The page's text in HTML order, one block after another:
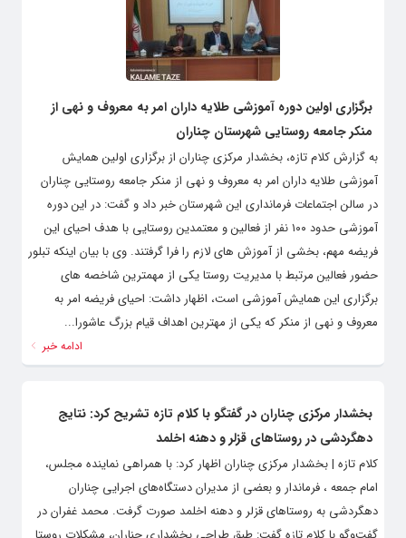
برگزاری اولین دوره آموزشی طلایه داران امر به معروف و نهی از
منکر جامعه روستایی شهرستان چناران
به گزارش کلام تازه، بخشدار مرکزی چناران از برگزاری اولین همایش
آموزشی طلایه داران امر به معروف و نهی از منکر جامعه روستایی چناران
در سالن اجتماعات فرمانداری این شهرستان خبر داد و گفت: در این دوره
آموزشی حدود ۱۰۰ نفر از فعالین و معتمدین روستایی با هدف احیای این
فریضه مهم، بخشی از آموزش های لازم را فرا گرفتند. وی با بیان اینکه تبلور
حضور فعالین مرتبط با مدیریت روستا یکی از مهمترین شاخصه های
برگزاری این همایش آموزشی است، اظهار داشت: احیای فریضه امر به
معروف و نهی از منکر که یکی از مهترین اهداف قیام بزرگ عاشورا...
ادامه خبر
بخشدار مرکزی چناران در گفتگو با کلام تازه تشریح کرد: نتایج
دهگردشی در روستاهای قزلر و دهنه اخلمد
کلام تازه | بخشدار مرکزی چناران اظهار کرد: با همراهی نماینده مجلس،
امام جمعه ، فرماندار و بعضی از مدیران دستگاه‌های اجرایی چناران
دهگردشی به روستاهای قزلر و دهنه اخلمد صورت گرفت. محمد غفران در